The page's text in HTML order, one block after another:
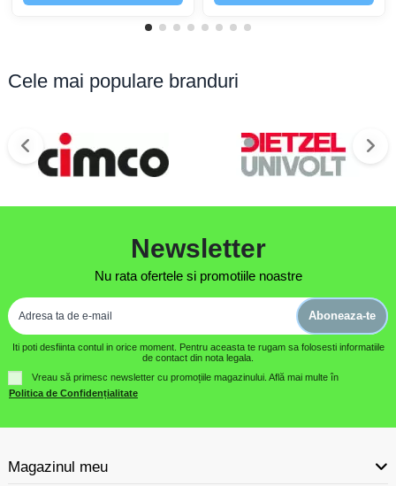
Cele mai populare branduri
Newsletter
Nu rata ofertele si promotiile noastre
Aboneaza-te
Iti poti desfiinta contul in orice moment. Pentru aceasta te rugam sa folosesti informatiile
de contact din nota legala.
Vreau să primesc newsletter cu promoțiile magazinului. Află mai multe în
Politica de Confidențialitate
Magazinul meu